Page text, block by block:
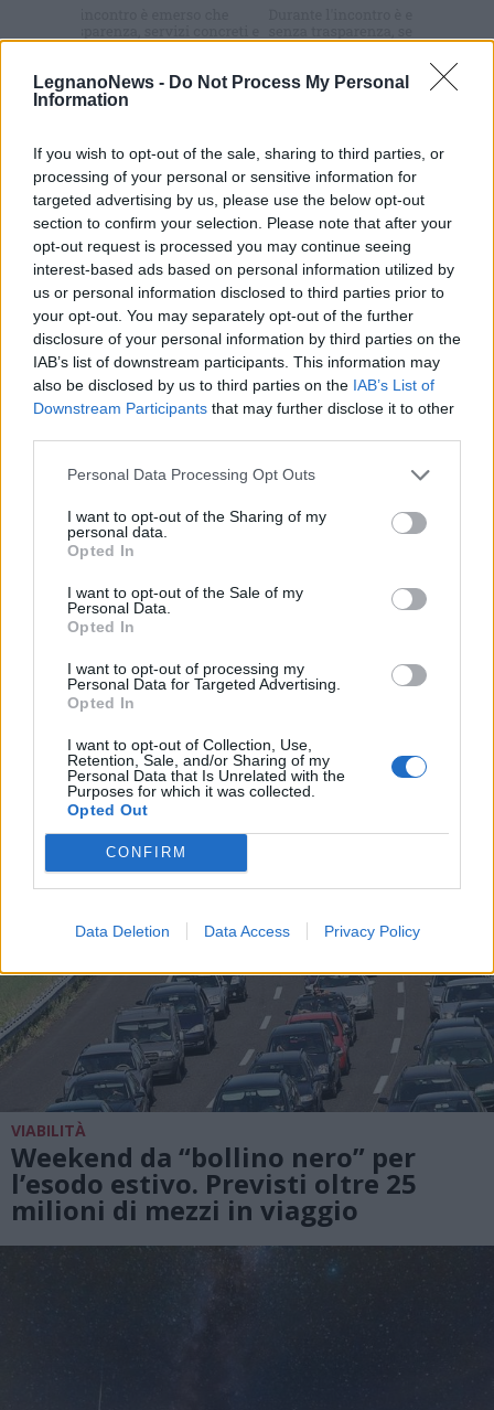
LegnanoNews - Do Not Process My Personal
Information
If you wish to opt-out of the sale, sharing to third parties, or
processing of your personal or sensitive information for
targeted advertising by us, please use the below opt-out
section to confirm your selection. Please note that after your
opt-out request is processed you may continue seeing
interest-based ads based on personal information utilized by
us or personal information disclosed to third parties prior to
your opt-out. You may separately opt-out of the further
disclosure of your personal information by third parties on the
IAB’s list of downstream participants. This information may
also be disclosed by us to third parties on the IAB’s List of
Downstream Participants that may further disclose it to other
Personal Data Processing Opt Outs
I want to opt-out of the Sharing of my
personal data.
Opted In
I want to opt-out of the Sale of my
Personal Data.
Opted In
I want to opt-out of processing my
Personal Data for Targeted Advertising.
Opted In
I want to opt-out of Collection, Use,
Retention, Sale, and/or Sharing of my
Personal Data that Is Unrelated with the
Purposes for which it was collected.
Opted Out
CONFIRM
Data Deletion Data Access Privacy Policy
Iscriviti alla
newsletter
Commenti
Accedioregistrati per commentare questo
articolo.
L'email è richiesta ma non verrà mostrata ai visitatori. Il contenuto di questo
commento esprime il pensiero dell'autore e non rappresenta la linea editoriale
di VareseNews.it, che rimane autonoma e indipendente. I messaggi inclusi nei
commenti non sono testi giornalistici, ma post inviati dai singoli lettori che
possono essere automaticamente pubblicati senza filtro preventivo. I commenti
che includano uno o più link a siti esterni verranno rimossi in automatico dal
sistema.
ALTRE NOTIZIE DI BUSTO GAROLFO
VIABILITÀ
Weekend da “bollino nero” per
l’esodo estivo. Previsti oltre 25
milioni di mezzi in viaggio